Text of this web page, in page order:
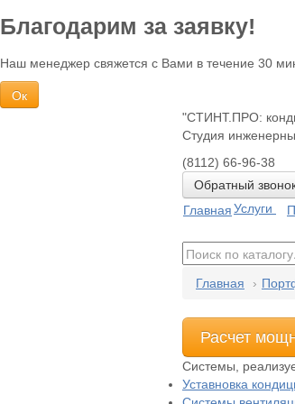
Благодарим за заявку!
Наш менеджер свяжется с Вами в течение 30
Ок
"СТИНТ.ПРО:
Студия
(8112) 66-96-38
Обратный
ГлавнаяУслуги
Главная ›
Расчет
Системы,
Уставновка